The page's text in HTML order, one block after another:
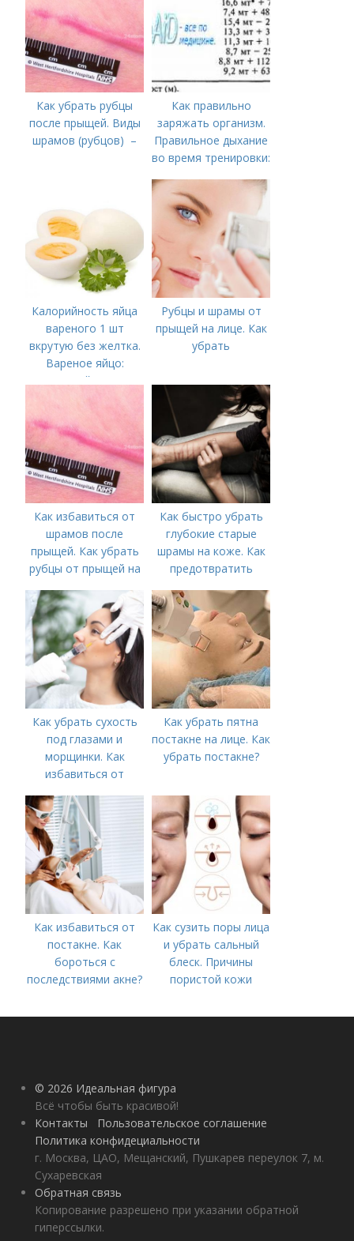
Как убрать рубцы
после прыщей. Виды
шрамов (рубцов) –
Как правильно
заряжать организм.
Правильное дыхание
во время тренировки:
Калорийность яйца
вареного 1 шт
вкрутую без желтка.
Вареное яйцо:
калорийность
Рубцы и шрамы от
прыщей на лице. Как
убрать
Как избавиться от
шрамов после
прыщей. Как убрать
рубцы от прыщей на
Как быстро убрать
глубокие старые
шрамы на коже. Как
предотвратить
Как убрать сухость
под глазами и
морщинки. Как
избавиться от
косметологические
процедуры
Как убрать пятна
постакне на лице. Как
убрать постакне?
Как избавиться от
постакне. Как
бороться с
последствиями акне?
Как сузить поры лица
и убрать сальный
блеск. Причины
пористой кожи
© 2026 Идеальная фигура
Всё чтобы быть красивой!
Контакты
Пользовательское соглашение
Политика конфидециальности
г. Москва, ЦАО, Мещанский, Пушкарев переулок 7, м.
Сухаревская
Обратная связь
Копирование разрешено при указании обратной
гиперссылки.